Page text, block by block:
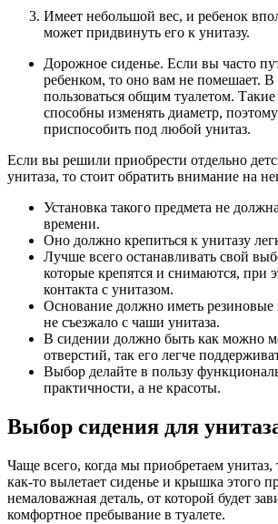
Имеет небольшой вес, и ребенок
может придвинуть его к унитазу.
Дорожное сиденье. Если вы часто
ребенком, то оно вам не помешает. В
пользоваться общим туалетом.
способны изменять диаметр,
приспособить под любой унитаз.
Если вы решили приобрести отдельно
унитаза, то стоит обратить внимание на
Установка такого предмета не
времени.
Оно должно крепиться к унитазу
Лучше всего останавливать свой
которые крепятся и снимаются, при
контакта с унитазом.
Основание должно иметь резиновые
не съезжало с чаши унитаза.
В сидении должно быть как можно
отверстий, так его легче
Выбор делайте в пользу
практичности, а не красоты.
Выбор сидения для
Чаще всего, когда мы приобретаем унитаз,
как-то вылетает сиденье и крышка этого
немаловажная деталь, от которой будет
комфортное пребывание в туалете.